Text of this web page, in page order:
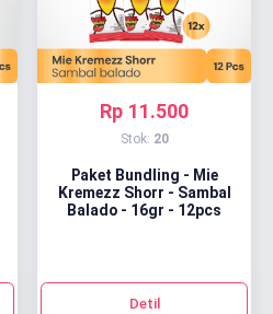
Rp 11.500
Stok: 20
Paket Bundling - Mie
Kremezz Shorr - Sambal
Balado - 16gr - 12pcs
Detil